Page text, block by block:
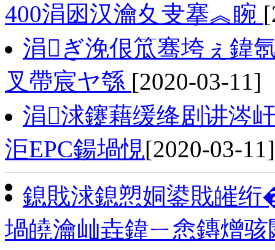
400涓囦汉瀹夊叏搴︽睕
涓ぎ浼佷笟骞垮ぇ鍏
叉帶宸ヤ綔 [2020-03-11]
涓浗鑳藉缓绛剧讲涔
洰EPC鍚堝悓[2020-03-11]
鎴戝浗鎴愬姛鍙戝皠
堝皢瀹屾垚鍏ㄧ悆鏄熷骇